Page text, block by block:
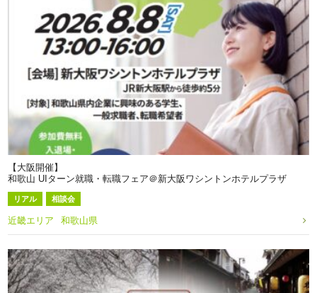
【大阪開催】
和歌山 UIターン就職・転職フェア＠新大阪ワシントンホテルプラザ
リアル 相談会
近畿エリア 和歌山県